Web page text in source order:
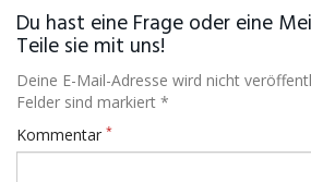
Du hast eine Frage oder eine
Teile sie mit uns!
Deine E-Mail-Adresse wird nicht
Felder sind markiert *
Kommentar *